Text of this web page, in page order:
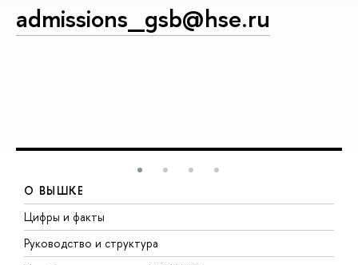
admissions_gsb@hse.ru
О ВЫШКЕ
Цифры и факты
Руководство и структура